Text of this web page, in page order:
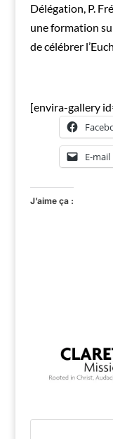
Délégation, P.
une formation
de célébrer
[envira-gallery
E-mail
J’aime ça :